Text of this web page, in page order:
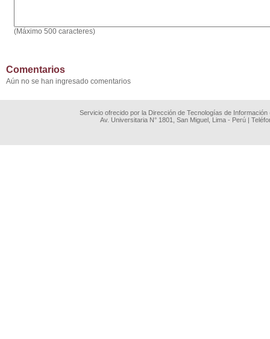
(Máximo 500 caracteres)
Comentarios
Aún no se han ingresado comentarios
Servicio ofrecido por la Dirección de Tecnologías de
Av. Universitaria N° 1801, San Miguel, Lima - Perú |